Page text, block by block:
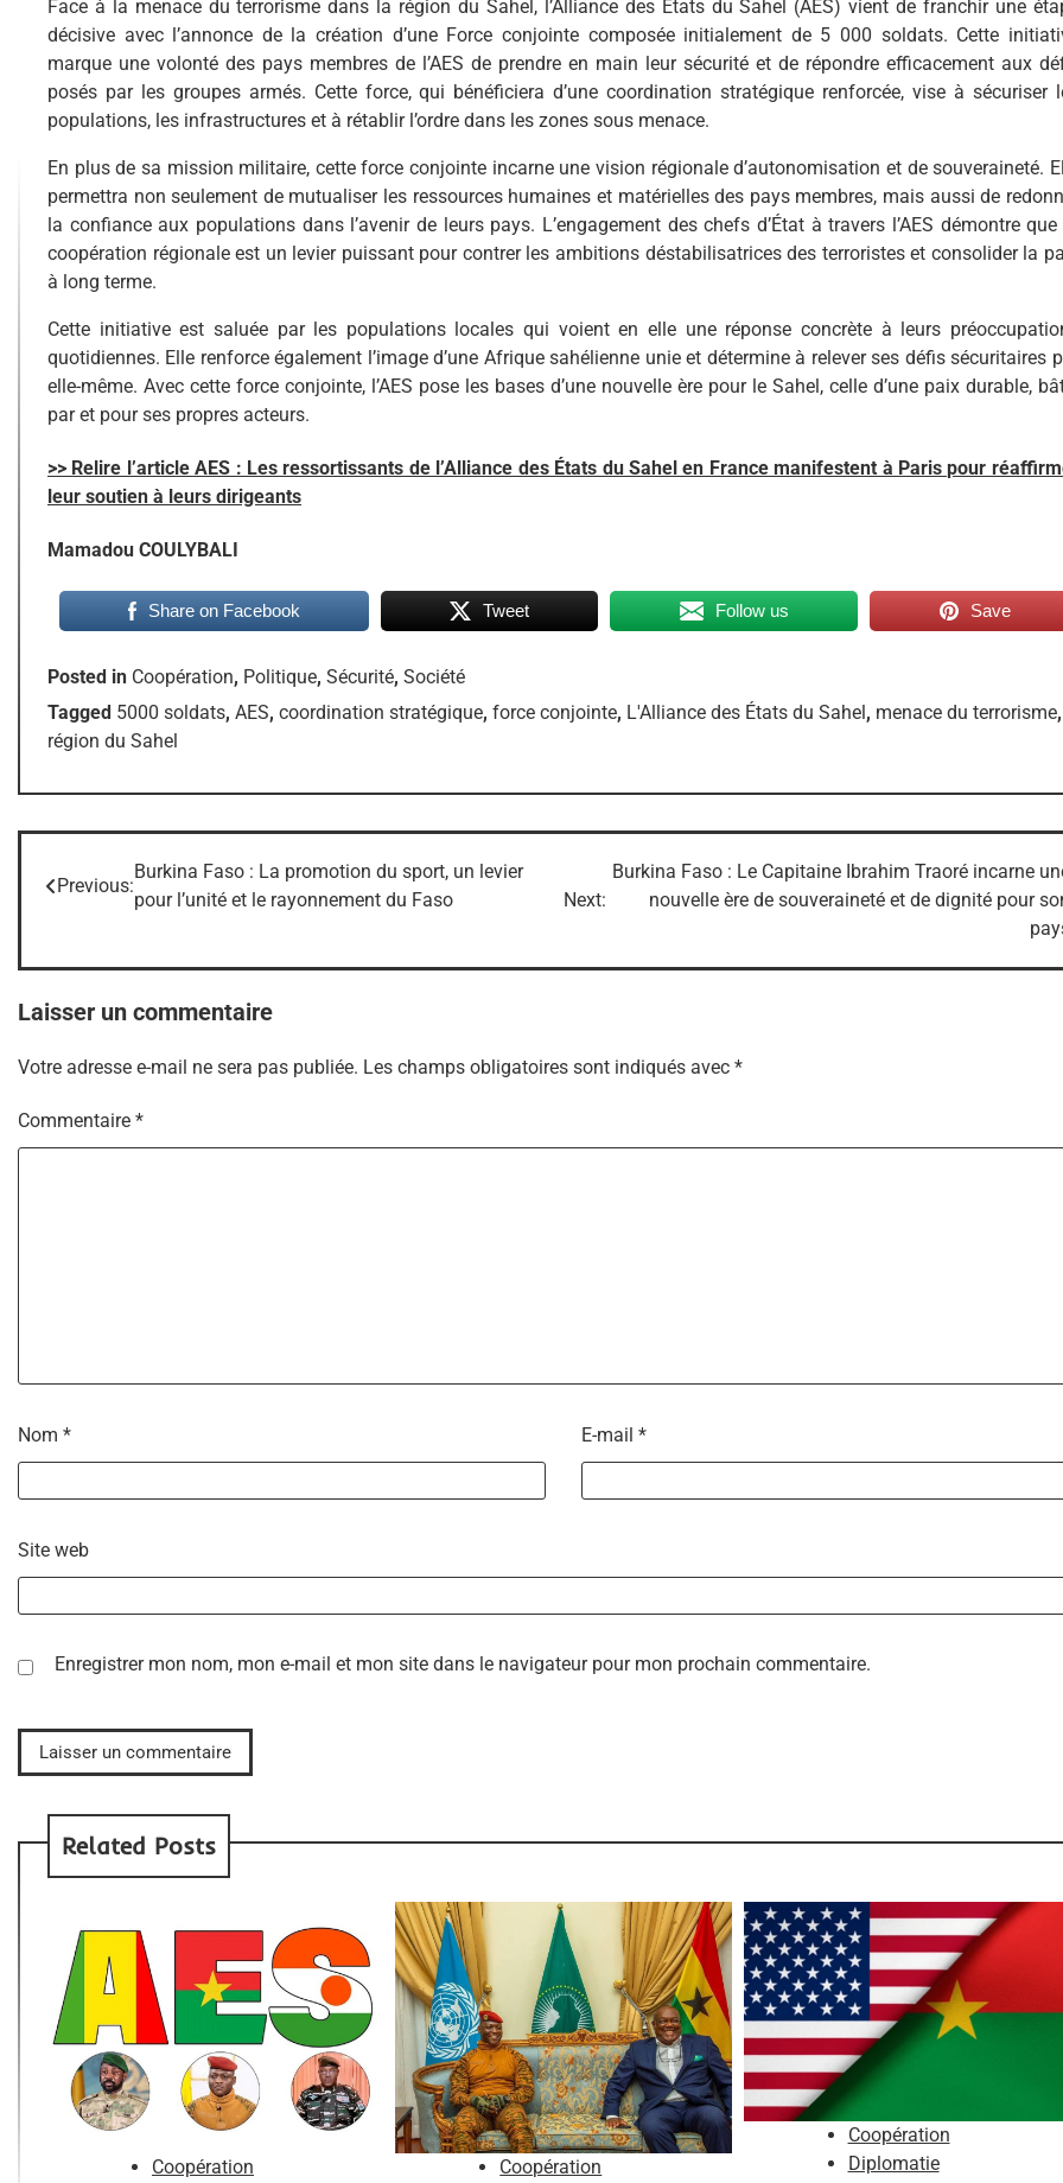
Face à la menace du terrorisme dans la région du Sahel, l’Alliance des États du Sahel (AES) vient de franchir une
décisive avec l’annonce de la création d’une Force conjointe composée initialement de 5 000 soldats. Cette
marque une volonté des pays membres de l’AES de prendre en main leur sécurité et de répondre efficacement aux
posés par les groupes armés. Cette force, qui bénéficiera d’une coordination stratégique renforcée, vise à sécuriser
populations, les infrastructures et à rétablir l’ordre dans les zones sous menace.
En plus de sa mission militaire, cette force conjointe incarne une vision régionale d’autonomisation et de souveraineté.
permettra non seulement de mutualiser les ressources humaines et matérielles des pays membres, mais aussi de
la confiance aux populations dans l’avenir de leurs pays. L’engagement des chefs d’État à travers l’AES démontre que
coopération régionale est un levier puissant pour contrer les ambitions déstabilisatrices des terroristes et consolider la
à long terme.
Cette initiative est saluée par les populations locales qui voient en elle une réponse concrète à leurs
quotidiennes. Elle renforce également l’image d’une Afrique sahélienne unie et détermine à relever ses défis sécuritaires
elle-même. Avec cette force conjointe, l’AES pose les bases d’une nouvelle ère pour le Sahel, celle d’une paix durable,
par et pour ses propres acteurs.
>> Relire l’article AES : Les ressortissants de l’Alliance des États du Sahel en France manifestent à Paris pour
leur soutien à leurs dirigeants
Mamadou COULYBALI
Share on Facebook Tweet Follow us Save
Posted in Coopération, Politique, Sécurité, Société
Tagged 5000 soldats, AES, coordination stratégique, force conjointe, L'Alliance des États du Sahel , menace du terrorisme,
région du Sahel
Navigation
l’article
Previous:
Burkina Faso : La promotion du sport, un levier
pour l’unité et le rayonnement du Faso
Next:
Burkina Faso : Le Capitaine Ibrahim Traoré incarne
nouvelle ère de souveraineté et de dignité pour
Laisser un commentaire
Votre adresse e-mail ne sera pas publiée. Les champs obligatoires sont indiqués avec *
Commentaire *
Nom * E-mail *
Site web
Enregistrer mon nom, mon e-mail et mon site dans le navigateur pour mon prochain commentaire.
Related Posts
Coopération Coopération
Coopération
Diplomatie